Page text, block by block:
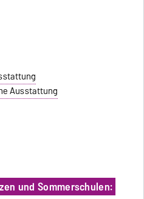
Ausstattung
und Sommerschulen: